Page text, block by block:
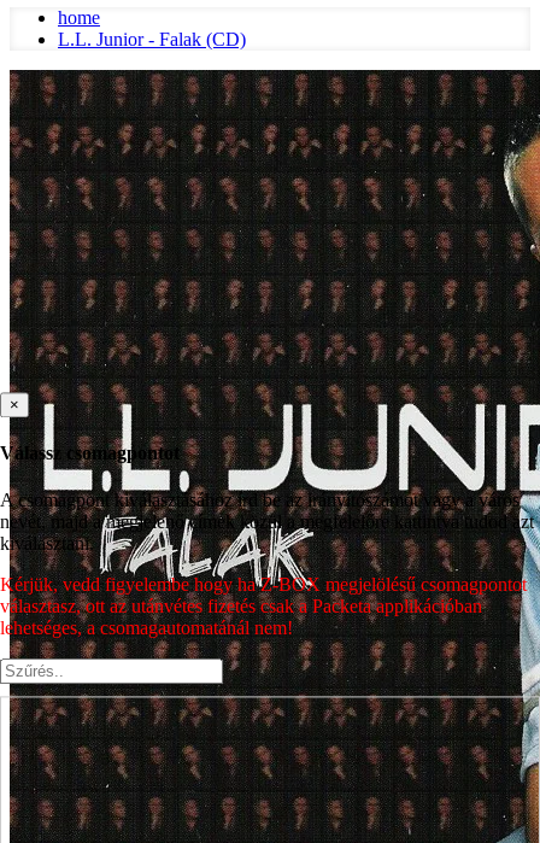
home
L.L. Junior - Falak (CD)
×
Válassz csomagpontot
A csomagpont kiválasztásához írd be az irányítószámot vagy a város
nevét, majd a megjelenő címek közül a megfelelőre kattintva tudod azt
kiválasztani.
Kérjük, vedd figyelembe hogy ha Z-BOX megjelölésű csomagpontot
választasz, ott az utánvétes fizetés csak a Packeta applikációban
lehetséges, a csomagautomatánál nem!